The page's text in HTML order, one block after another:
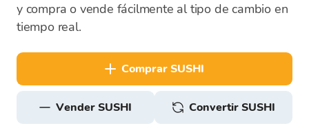
y compra o vende fácilmente al tipo de cambio en
tiempo real.
comprar SUSHI
vender SUSHI Convertir SUSHI